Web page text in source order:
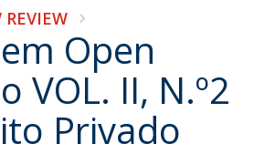
Open
VOL. II, N.º2
Privado